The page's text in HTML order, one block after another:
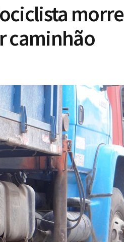
morre
caminhão